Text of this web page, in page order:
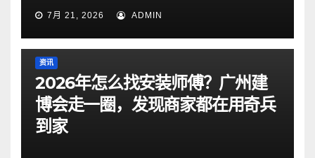
7月 21, 2026 ADMIN
资讯
2026年怎么找安装师傅？广州建
博会走一圈，发现商家都在用奇兵
到家